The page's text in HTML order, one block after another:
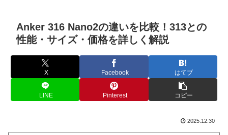
Anker 316 Nano2の違いを比較！313との
性能・サイズ・価格を詳しく解説
X Facebook はてブ
LINE Pinterest コピー
2025.12.30